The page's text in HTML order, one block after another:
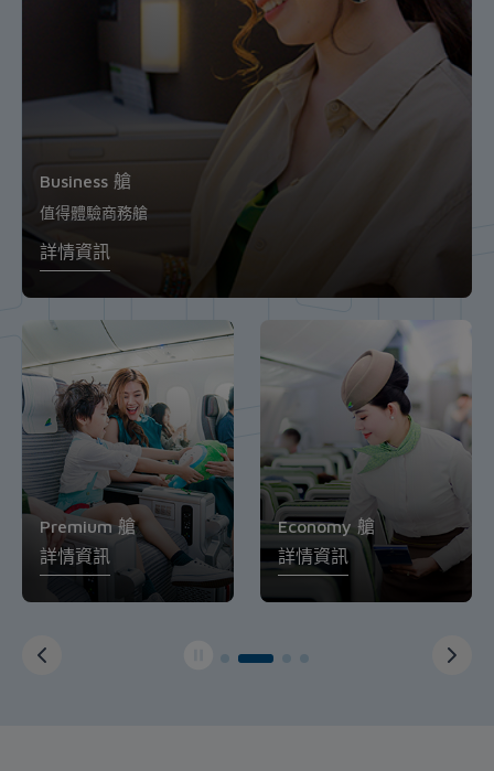
我們的機隊
與我們一流的機組一同無盡的體驗
詳情資訊
Business 艙
值得體驗商務艙
詳情資訊
Premium 艙
舒適和價值匯聚之處
詳情資訊
Economy 艙
盡情旅行，不用擔心價格
詳情資訊
Premium 艙
詳情資訊
Economy 艙
詳情資訊